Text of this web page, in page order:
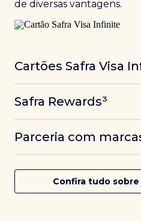
de diversas vantagens.
Cartões Safra Visa
experiências refinadas a
converte seus
conta com acesso a mais
Pass ao redor do mundo.
Safra Rewards³
das melhores
Parceria com
cartões Safra.
Confira tudo